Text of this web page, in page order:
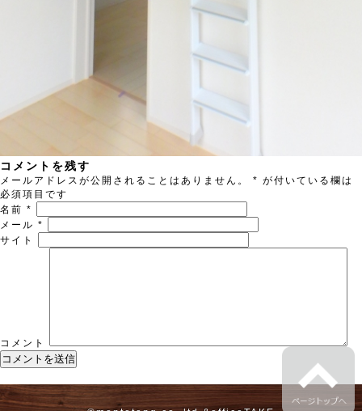
コメントを残す
メールアドレスが公開されることはありません。 * が付いている欄は
必須項目です
名前 *
メール *
サイト
コメント